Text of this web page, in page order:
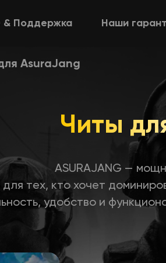
& Поддержка Наши
AsuraJang
Читы
ASURAJANG —
тех, кто хочет
удобство и